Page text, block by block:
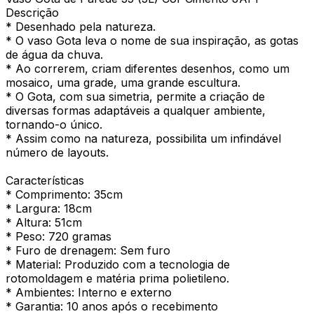
Descrição
* Desenhado pela natureza.
* O vaso Gota leva o nome de sua inspiração, as gotas
de água da chuva.
* Ao correrem, criam diferentes desenhos, como um
mosaico, uma grade, uma grande escultura.
* O Gota, com sua simetria, permite a criação de
diversas formas adaptáveis a qualquer ambiente,
tornando-o único.
* Assim como na natureza, possibilita um infindável
número de layouts.
Características
* Comprimento: 35cm
* Largura: 18cm
* Altura: 51cm
* Peso: 720 gramas
* Furo de drenagem: Sem furo
* Material: Produzido com a tecnologia de
rotomoldagem e matéria prima polietileno.
* Ambientes: Interno e externo
* Garantia: 10 anos após o recebimento